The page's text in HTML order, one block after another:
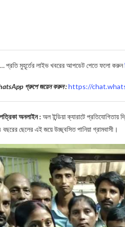
… প্রতি মুহূর্তের লাইভ খবরের আপডেট পেতে ফলো করুন
গ্রুপে জয়েন করুন :https://
অনলাইন : অল ইন্ডিয়া ক্যারাটে প্রতিযোগিতায়
বছরের ছেলের এই জয়ে উচ্ছ্বসিত পানিয়া গ্রামবাসী।